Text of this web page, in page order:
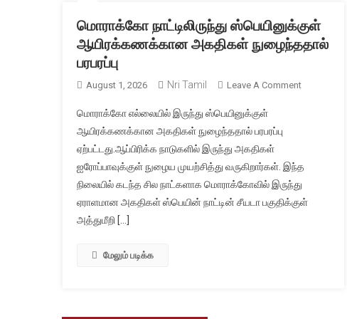
மொராக்கோ நாட்டிலிருந்து ஸ்பெயினுக்குள்
ஆயிரக்கணக்கான அகதிகள் நுழைந்ததால்
பரபரப்பு
August 1, 2026 Nri Tamil Leave A CommentOn
அகதிகள்
நுழைந்ததால்
பரபரப்பு
மொராக்கோ எல்லையில் இருந்து ஸ்பெயினுக்குள்
ஆயிரக்கணக்கான அகதிகள் நுழைந்ததால் பரபரப்பு
ஏற்பட்டது.ஆப்பிரிக்க நாடுகளில் இருந்து அகதிகள்
ஐரோப்பாவுக்குள் நுழைய முயற்சித்து வருகிறார்கள். இந்த
நிலையில் கடந்த சில நாட்களாக மொராக்கோவில் இருந்து
ஏராளமான அகதிகள் ஸ்பெயின் நாட்டின் சீயடா பகுதிக்குள்
அத்துமீறி […]
மேலும் படிக்க